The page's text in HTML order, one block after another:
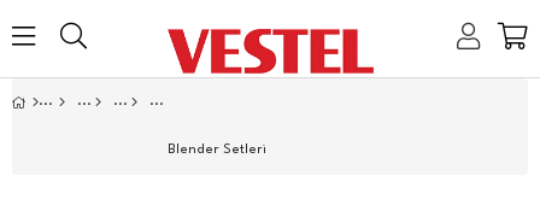
Home
Link Link
Blender Setleri